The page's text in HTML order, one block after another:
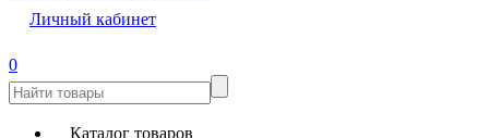
Личный кабинет
0
Каталог товаров